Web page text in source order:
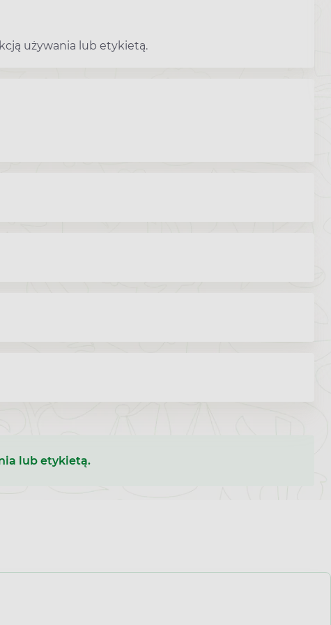
używania lub etykietą.
lub etykietą.